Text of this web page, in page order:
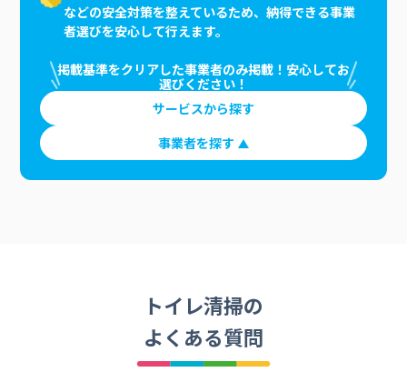
などの安全対策を整えているため、納得できる事業
者選びを安心して行えます。
掲載基準をクリアした事業者のみ掲載！安心してお
選びください！
サービスから探す
事業者を探す
トイレ清掃の
よくある質問